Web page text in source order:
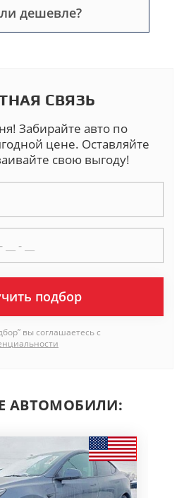
дешевле?
СВЯЗЬ
Забирайте авто по
цене. Оставляйте
свою выгоду!
подбор
вы соглашаетесь с
АВТОМОБИЛИ: